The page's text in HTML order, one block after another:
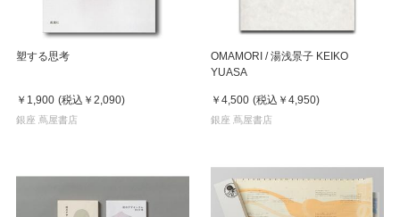
塑する思考
￥1,900 (税込 ￥2,090)
銀座 蔦屋書店
OMAMORI / 湯浅景子 KEIKO
YUASA
￥4,500 (税込 ￥4,950)
銀座 蔦屋書店